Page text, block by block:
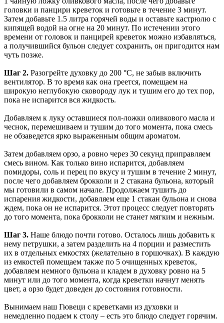
головки и панцири креветок и готовьте в течение 3 минут.
Затем добавьте 1.5 литра горячей воды и оставьте кастрюлю с
кипящей водой на огне на 20 минут. По истечении этого
времени от головок и панцирей креветок можно избавляться,
а получившийся бульон следует сохранить, он пригодится нам
чуть позже.
Шаг 2. Разогрейте духовку до 200 °С, не забыв включить
вентилятор. В то время как она греется, помещаем на
широкую неглубокую сковороду лук и тушим его до тех пор,
пока не испарится вся жидкость.
Добавляем к луку оставшиеся пол-ложки оливкового масла и
чеснок, перемешиваем и тушим до того момента, пока смесь
не обзаведется ярко выраженным общим ароматом.
Затем добавляем орзо, а ровно через 30 секунд приправляем
смесь вином. Как только вино испарится, добавляем
помидоры, соль и перец по вкусу и тушим в течение 2 минут,
после чего добавляем брокколи и 2 стакана бульона, который
мы готовили в самом начале. Продолжаем тушить до
испарения жидкости, добавляем еще 1 стакан бульона и снова
ждем, пока он не испарится. Этот процесс следует повторять
до того момента, пока брокколи не станет мягким и нежным.
Шаг 3. Наше блюдо почти готово. Осталось лишь добавить к
нему петрушки, а затем разделить на 4 порции и разместить
их в отдельных емкостях (желательно в горшочках). В каждую
из емкостей помещаем также по 5 очищенных креветок,
добавляем немного бульона и кладем в духовку ровно на 5
минут или до того момента, когда креветки начнут менять
цвет, а орзо будет доведен до состояния готовности.
Вынимаем наш Гювеци с креветками из духовки и
немедленно подаем к столу – есть это блюдо следует горячим.